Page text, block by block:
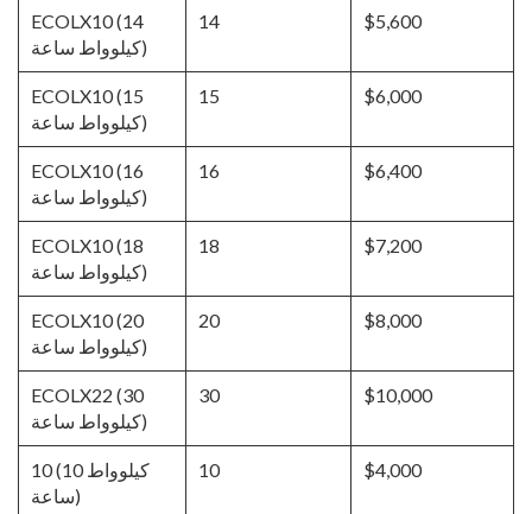
ECOLX10 (14
كيلوواط ساعة)
14 $5,600
ECOLX10 (15
كيلوواط ساعة)
15 $6,000
ECOLX10 (16
كيلوواط ساعة)
16 $6,400
ECOLX10 (18
كيلوواط ساعة)
18 $7,200
ECOLX10 (20
كيلوواط ساعة)
20 $8,000
ECOLX22 (30
كيلوواط ساعة)
30 $10,000
10 (10 كيلوواط
ساعة)
10 $4,000